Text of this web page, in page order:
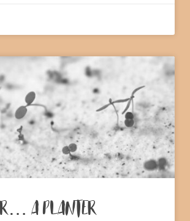
A PLANTER